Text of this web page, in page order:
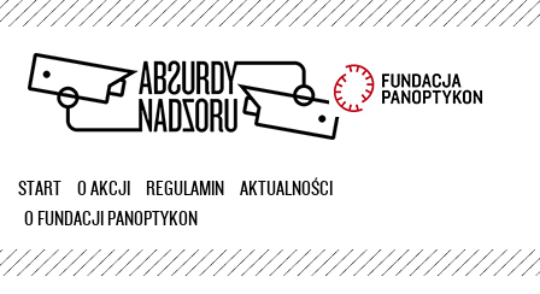
Przejdź
treści
START O AKCJI REGULAMIN
AKTUALNOŚCI
O FUNDACJI PANOPTYKON